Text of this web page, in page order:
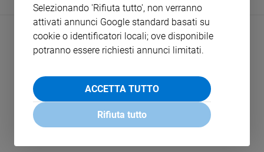
Bioetica
Riflessioni
LEGGI ALTRO
Selezionando 'Rifiuta tutto', non verranno
attivati annunci Google standard basati su
cookie o identificatori locali; ove disponibile
potranno essere richiesti annunci limitati.
ACCETTA TUTTO
Rifiuta tutto